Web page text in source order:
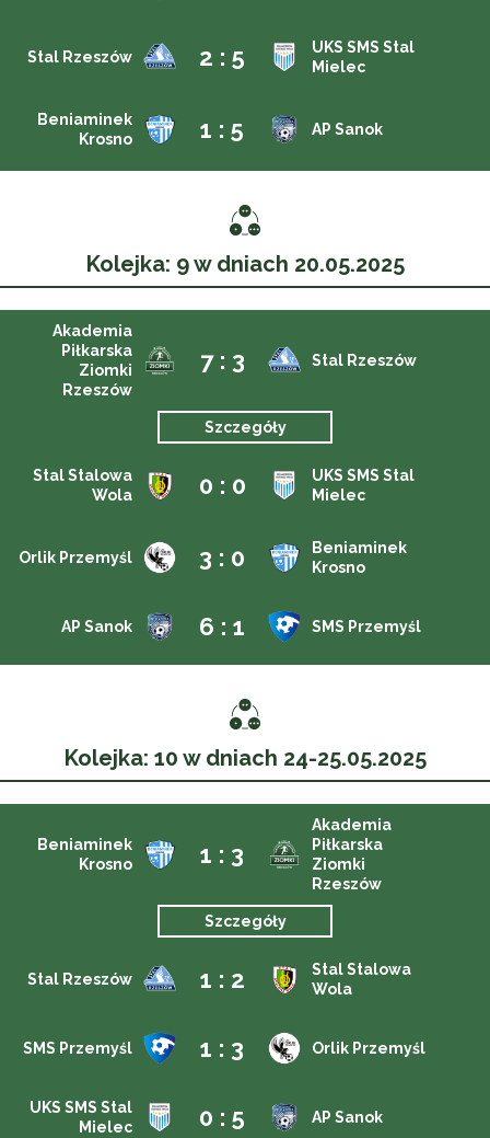
Stal Rzeszów 2 : 5
UKS SMS Stal
Mielec
Beniaminek
Krosno
1 : 5 AP Sanok
Kolejka: 9 w dniach 20.05.2025
Akademia
Piłkarska
Ziomki
Rzeszów
7 : 3 Stal Rzeszów
Szczegóły
Stal Stalowa
Wola
0 : 0
UKS SMS Stal
Mielec
Orlik Przemyśl 3 : 0
Beniaminek
Krosno
AP Sanok 6 : 1 SMS Przemyśl
Kolejka: 10 w dniach 24-25.05.2025
Beniaminek
Krosno
1 : 3
Akademia
Piłkarska
Ziomki
Rzeszów
Szczegóły
Stal Rzeszów 1 : 2
Stal Stalowa
Wola
SMS Przemyśl 1 : 3 Orlik Przemyśl
UKS SMS Stal
Mielec
0 : 5 AP Sanok